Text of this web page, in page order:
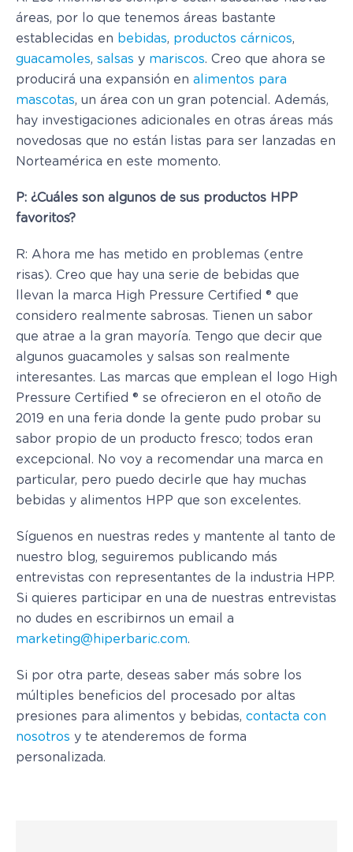
áreas, por lo que tenemos áreas bastante
establecidas en bebidas, productos cárnicos,
guacamoles, salsas y mariscos. Creo que ahora se
producirá una expansión en alimentos para
mascotas, un área con un gran potencial. Además,
hay investigaciones adicionales en otras áreas más
novedosas que no están listas para ser lanzadas en
Norteamérica en este momento.
P: ¿Cuáles son algunos de sus productos HPP
favoritos?
R: Ahora me has metido en problemas (entre
risas). Creo que hay una serie de bebidas que
llevan la marca High Pressure Certified ® que
considero realmente sabrosas. Tienen un sabor
que atrae a la gran mayoría. Tengo que decir que
algunos guacamoles y salsas son realmente
interesantes. Las marcas que emplean el logo High
Pressure Certified ® se ofrecieron en el otoño de
2019 en una feria donde la gente pudo probar su
sabor propio de un producto fresco; todos eran
excepcional. No voy a recomendar una marca en
particular, pero puedo decirle que hay muchas
bebidas y alimentos HPP que son excelentes.
Síguenos en nuestras redes y mantente al tanto de
nuestro blog, seguiremos publicando más
entrevistas con representantes de la industria HPP.
Si quieres participar en una de nuestras entrevistas
no dudes en escribirnos un email a
marketing@hiperbaric.com.
Si por otra parte, deseas saber más sobre los
múltiples beneficios del procesado por altas
presiones para alimentos y bebidas, contacta con
nosotros y te atenderemos de forma
personalizada.